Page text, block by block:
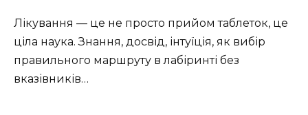
Лікування — це не просто прийом таблеток, це
ціла наука. Знання, досвід, інтуїція, як вибір
правильного маршруту в лабіринті без
вказівників…